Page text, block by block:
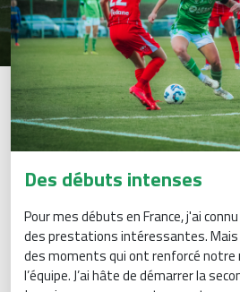
Des débuts intenses
Pour mes débuts en France, j'ai
des prestations intéressantes. Mais
des moments qui ont renforcé
l’équipe. J’ai hâte de démarrer la